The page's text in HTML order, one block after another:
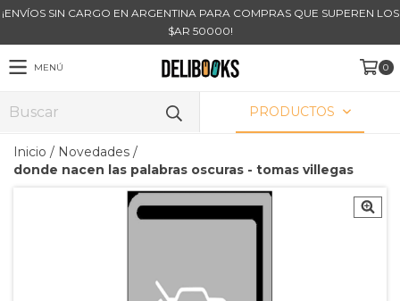
¡ENVÍOS SIN CARGO EN ARGENTINA PARA COMPRAS QUE SUPEREN LOS
$AR 50000!
MENÚ 0
PRODUCTOS
Inicio / Novedades /
donde nacen las palabras oscuras - tomas villegas